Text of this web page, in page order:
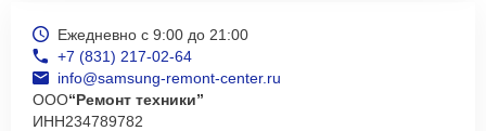
Ежедневно с 9:00 до 21:00
+7 (831) 217-02-64
info@samsung-remont-center.ru
ООО“Ремонт техники”
ИНН234789782